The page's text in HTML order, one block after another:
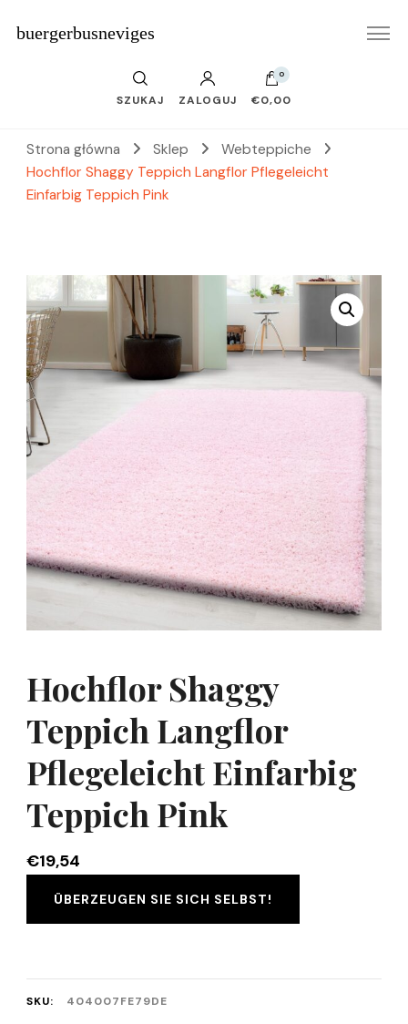
buergerbusneviges
SZUKAJ ZALOGUJ
0
€0,00
Strona główna Sklep
Webteppiche
Hochflor Shaggy Teppich Langflor Pflegeleicht
Einfarbig Teppich Pink
Hochflor Shaggy
Teppich Langflor
Pflegeleicht Einfarbig
Teppich Pink
€19,54
ÜBERZEUGEN SIE SICH SELBST!
SKU:
404007FE79DE